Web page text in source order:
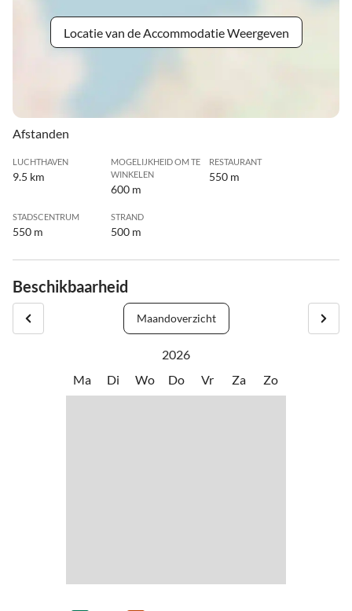
Locatie van de Accommodatie Weergeven
Afstanden
LUCHTHAVEN
9.5 km
MOGELIJKHEID OM TE
WINKELEN
600 m
RESTAURANT
550 m
STADSCENTRUM
550 m
STRAND
500 m
Beschikbaarheid
Maandoverzicht
2026
Ma
Di Wo Do Vr Za Zo